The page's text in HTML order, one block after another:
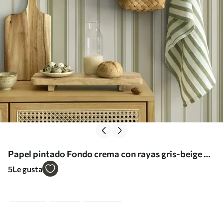
Papel pintado Fondo crema con rayas gris-beige de
diferentes anchos a00521
5Le gusta